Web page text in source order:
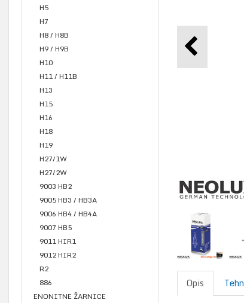
H5
H7
H8 / H8B
H9 / H9B
H10
H11 / H11B
H13
H15
H16
H18
H19
H27/1W
H27/2W
9003 HB2
9005 HB3 / HB3A
9006 HB4 / HB4A
9007 HB5
9011 HIR1
9012 HIR2
R2
886
ENONITNE ŽARNICE
Opis